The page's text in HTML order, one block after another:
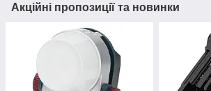
Акційні пропозиції та новинки